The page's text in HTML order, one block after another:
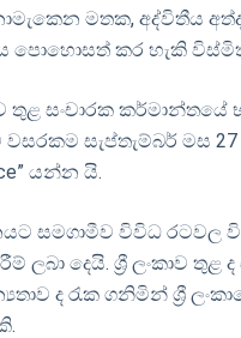
මතක, අද්විතීය
පොහොසත් කර හැකි විස්මිත
තුළ සංචාරක
වසරකම සැප්තැම්බර් මස
යන්න යි.
සමගාමීව විවිධ රටවල
ලබා දෙයි. ශ්‍රී ලංකාව
ද රැක ගනිමින් ශ්‍රී